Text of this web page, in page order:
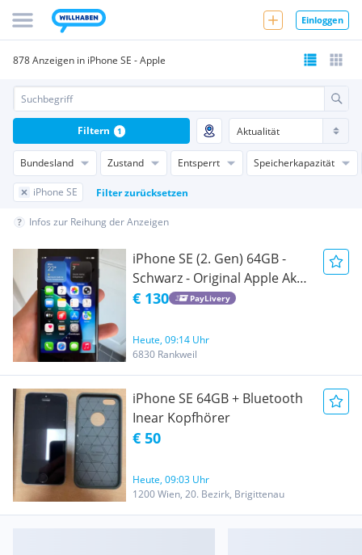
Einloggen
878 Anzeigen in iPhone SE - Apple
Bundesland Zustand Entsperrt Speicherkapazität
iPhone SE Filter zurücksetzen
Filtern 1
Infos zur Reihung der Anzeigen
iPhone SE (2. Gen) 64GB -
Schwarz - Original Apple Akku
(94%) - Top Zustand!
€ 130 PayLivery
Heute, 09:14 Uhr
6830 Rankweil
iPhone SE 64GB + Bluetooth
Inear Kopfhörer
€ 50
Heute, 09:03 Uhr
1200 Wien, 20. Bezirk, Brigittenau